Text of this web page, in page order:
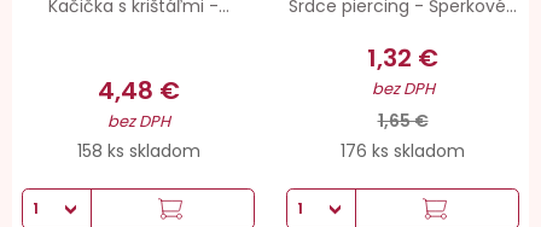
Kačička s krištáľmi -...
4,48 €
bez DPH
158 ks skladom
Srdce piercing - Šperkové...
1,32 €
bez DPH
1,65 €
176 ks skladom